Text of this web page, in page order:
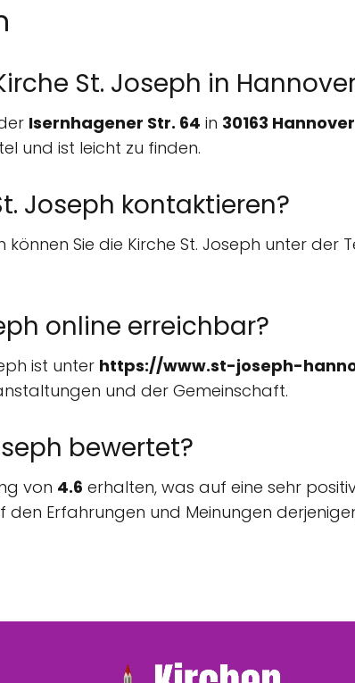
St. Joseph in
Isernhagener Str. 64 in 30163 Hannover
und ist leicht zu finden.
Joseph kontaktieren?
Sie die Kirche St. Joseph unter der
online erreichbar?
ist unter https://www.st-joseph-
und der Gemeinschaft.
bewertet?
von 4.6 erhalten, was auf eine sehr
Erfahrungen und Meinungen